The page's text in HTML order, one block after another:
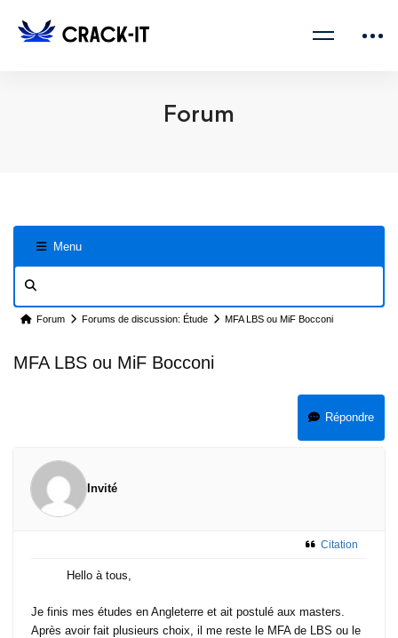
Forum
Menu
Forum Forums de discussion: Étude MFA LBS ou MiF Bocconi
MFA LBS ou MiF Bocconi
Répondre
Invité
Citation
Hello à tous,
Je finis mes études en Angleterre et ait postulé aux masters.
Après avoir fait plusieurs choix, il me reste le MFA de LBS ou le